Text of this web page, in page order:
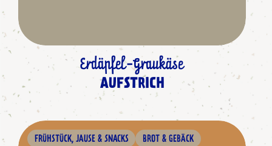
Erdäpfel-Graukäse
AUFSTRICH
FRÜHSTÜCK, JAUSE & SNACKS BROT & GEBÄCK